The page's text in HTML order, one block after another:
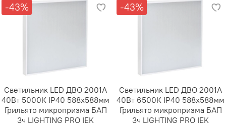
-43%
Светильник LED ДВО 2001A
40Вт 5000К IP40 588х588мм
Грильято микропризма БАП
3ч LIGHTING PRO IEK
-43%
Светильник LED ДВО 2001A
40Вт 6500К IP40 588х588мм
Грильято микропризма БАП
3ч LIGHTING PRO IEK